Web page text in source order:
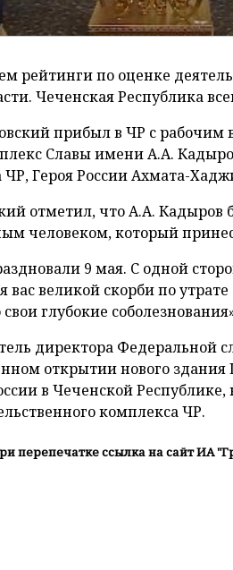
рейтинги по оценке
Чеченская Республика
прибыл в ЧР с рабочим
Славы имени А.А.
ЧР, Героя России Ахмата-
отметил, что А.А.
человеком, который
9 мая. С одной
вас великой скорби по
глубокие
директора Федеральной
открытии нового
в Чеченской Республике,
комплекса ЧР.
перепечатке ссылка на сайт ИА